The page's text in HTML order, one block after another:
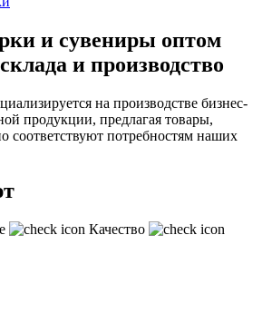
и сувениры оптом
и производство
на производстве бизнес-
продукции, предлагая товары,
соответствуют потребностям наших
Качество